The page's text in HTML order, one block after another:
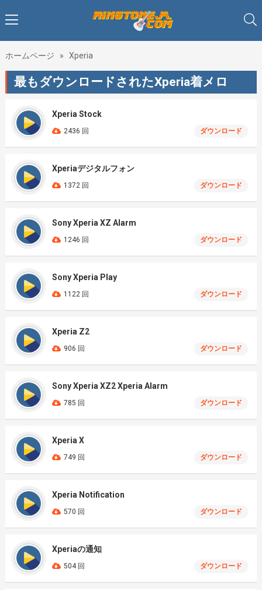
ホームページ » Xperia
最もダウンロードされたXperia着メロ
Xperia Stock
2436 回 ダウンロード
Xperiaデジタルフォン
1372 回 ダウンロード
Sony Xperia XZ Alarm
1246 回 ダウンロード
Sony Xperia Play
1122 回 ダウンロード
Xperia Z2
906 回 ダウンロード
Sony Xperia XZ2 Xperia Alarm
785 回 ダウンロード
Xperia X
749 回 ダウンロード
Xperia Notification
570 回 ダウンロード
Xperiaの通知
504 回 ダウンロード